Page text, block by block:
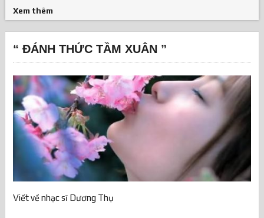
Xem thêm
“ ĐÁNH THỨC TẦM XUÂN ”
Viết về nhạc sĩ Dương Thụ